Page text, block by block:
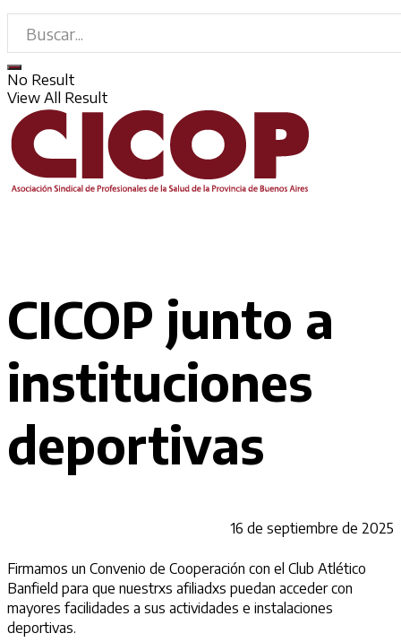
No Result
View All Result
CICOP junto a
instituciones
deportivas
16 de septiembre de 2025
Firmamos un Convenio de Cooperación con el Club Atlético
Banfield para que nuestrxs afiliadxs puedan acceder con
mayores facilidades a sus actividades e instalaciones
deportivas.